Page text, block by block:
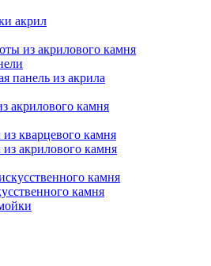
акрил
из акрилового камня
панель из акрила
акрилового камня
кварцевого камня
акрилового камня
камня
камня